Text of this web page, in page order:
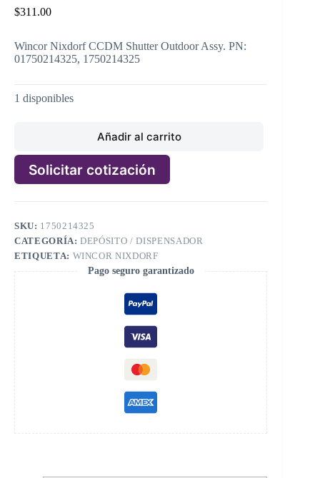
$311.00
Wincor Nixdorf CCDM Shutter Outdoor Assy. PN:
01750214325, 1750214325
1 disponibles
Añadir al carrito
Solicitar cotización
l
e
r
n
t
i
v
e
:
SKU: 1750214325
CATEGORÍA:DEPÓSITO / DISPENSADOR
ETIQUETA: WINCOR NIXDORF
Pago seguro garantizado